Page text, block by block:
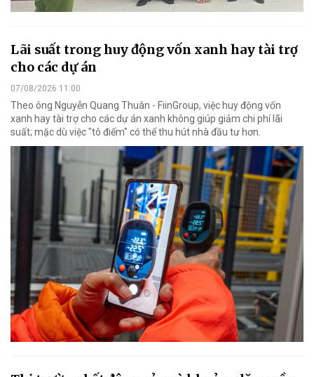
Lãi suất trong huy động vốn xanh hay tài trợ
cho các dự án
07/08/2026 11:00
Theo ông Nguyễn Quang Thuân - FiinGroup, việc huy động vốn
xanh hay tài trợ cho các dự án xanh không giúp giảm chi phí lãi
suất; mặc dù việc "tô điểm" có thể thu hút nhà đầu tư hơn.